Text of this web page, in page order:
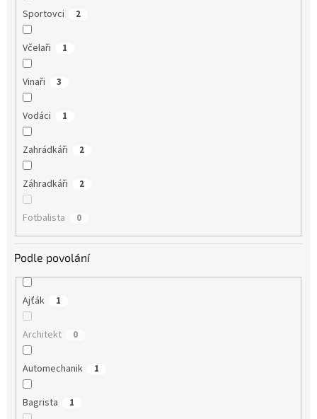
Sportovci 2
Včelaři 1
Vinaři 3
Vodáci 1
Zahrádkáři 2
Záhradkáři 2
Fotbalista 0
Podle povolání
Ajťák 1
Architekt 0
Automechanik 1
Bagrista 1